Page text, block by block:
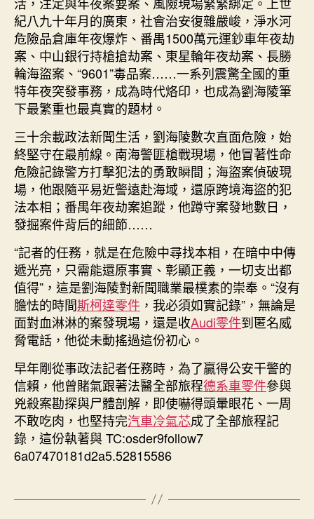
紀八九十年月的廣東，社會治安復雜嚴峻，淨水河
危險品倉庫年夜爆炸、番禺1500萬元運鈔車年夜劫
案、中山銀行持槍搶劫案、東星輪年夜劫案、長勝
輪海盜案、“9601”毒品案……一系列震驚全國的重
特年夜突發事務，成為時代烙印，也成為劉海陵筆
下最繁重也最真實的題材。
三十余載政法新聞生活，劉海陵數次直面危險，始
終堅守在最前線。南海警匪槍戰現場，他冒著性命
危險記錄警方打擊犯法的勇敢瞬間；海盜案偵破現
場，他跟隨平易近警遠赴海域，還原跨境海盜的犯
法本相；番禺年夜劫案追蹤，他蹲守案發地數日，
發掘案件背后的細節……
“記者的任務，就是在危險中尋找本相，在暗中中傳
遞光亮，只需能還原事實、彰顯正義，一切支出都
值得”，這是劉海陵對新聞職業最樸素的崇奉。“沒有
膽怯的時間斯柯達零件 ，我必須如實記錄”，無論是
面對血淋淋的案發現場，還是收Audi零件到匿名威
脅電話，他從未動搖過這份初心。
早年剛從事政法記者任務時，為了贏得公安干警的
信賴，他曾賭氣跟著法醫全部旅程德系車零件參與
兇殺案勘探與尸體剖解，即使嚇得頭暈眼花、一周
不敢吃肉，也堅持完汽車冷氣芯成了全部旅程記
錄，這份執著與 TC:osder9follow7
6a07470181d2a5.52815586